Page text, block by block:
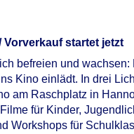
startet jetzt
befreien und wachsen:
Kino einlädt. In drei
am Raschplatz in
für Kinder,
Workshops für